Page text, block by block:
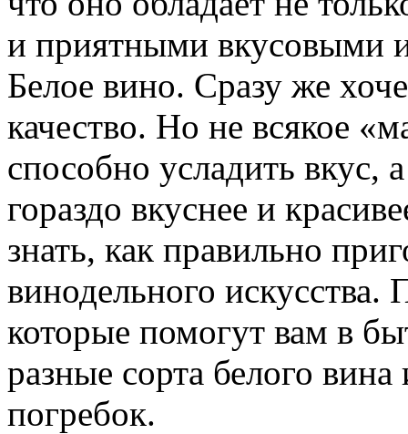
и приятными вкусовыми
Белое вино. Сразу же
качество. Но не всякое
способно усладить вкус,
гораздо вкуснее и
знать, как правильно
винодельного искусства.
которые помогут вам в
разные сорта белого
погребок.